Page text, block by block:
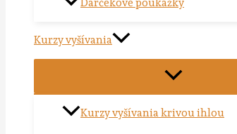
Darčekové poukážky
Kurzy vyšívania
Kurzy vyšívania krivou ihlou